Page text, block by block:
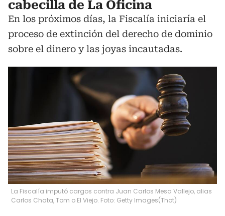
cabecilla de La Oficina
En los próximos días, la Fiscalía iniciaría el
proceso de extinción del derecho de dominio
sobre el dinero y las joyas incautadas.
La Fiscalía imputó cargos contra Juan Carlos Mesa Vallejo, alias
Carlos Chata, Tom o El Viejo. Foto: Getty Images(Thot)